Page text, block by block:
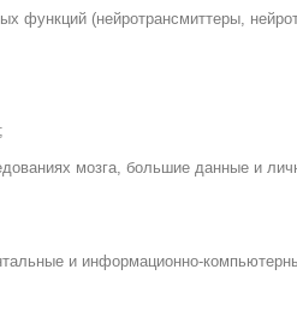
функций (нейротрансмиттеры,
мозга, большие данные и
и информационно-